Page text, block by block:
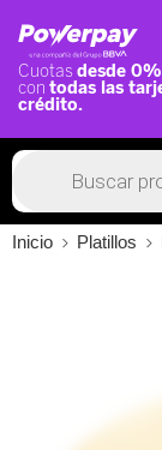
Inicio Platillos